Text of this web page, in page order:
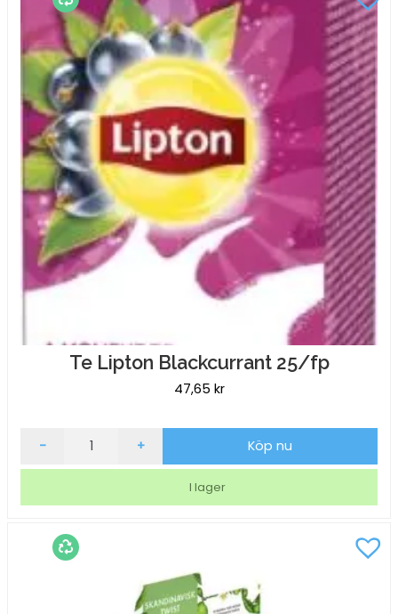
Te Lipton Blackcurrant 25/fp
47,65 kr
Te
- + Köp nu
I lager